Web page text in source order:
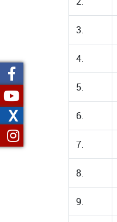
3.
4.
5.
6.
7.
8.
9.
X